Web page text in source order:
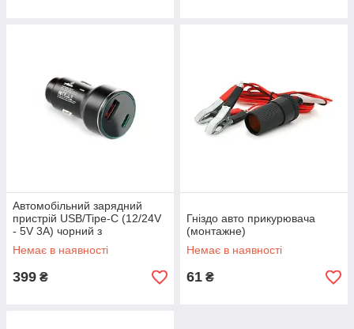
Автомобільний зарядний
пристрій USB/Tipe-C (12/24V
- 5V 3A) чорний з
підсвічуванням 12 Atelie
Немає в наявності
399 ₴
Гніздо авто прикурювача
(монтажне)
Немає в наявності
61 ₴